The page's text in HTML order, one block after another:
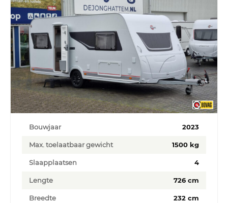
Bouwjaar 2023
Max. toelaatbaar gewicht 1500 kg
Slaapplaatsen 4
Lengte 726 cm
Breedte 232 cm